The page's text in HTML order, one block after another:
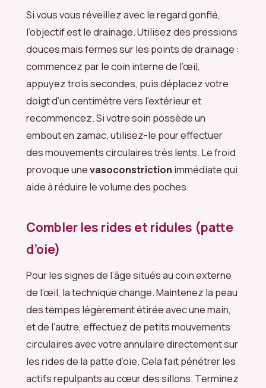
Si vous vous réveillez avec le regard gonflé,
l’objectif est le drainage. Utilisez des pressions
douces mais fermes sur les points de drainage :
commencez par le coin interne de l’œil,
appuyez trois secondes, puis déplacez votre
doigt d’un centimètre vers l’extérieur et
recommencez. Si votre soin possède un
embout en zamac, utilisez-le pour effectuer
des mouvements circulaires très lents. Le froid
provoque unevasoconstrictionimmédiate qui
aide à réduire le volume des poches.
Combler les rides et ridules (patte
d’oie)
Pour les signes de l’âge situés au coin externe
de l’œil, la technique change. Maintenez la peau
des tempes légèrement étirée avec une main,
et de l’autre, effectuez de petits mouvements
circulaires avec votre annulaire directement sur
les rides de la patte d’oie. Cela fait pénétrer les
actifs repulpants au cœur des sillons. Terminez